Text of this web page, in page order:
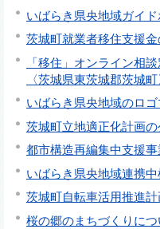
いばらき県央地域ガイ
茨城町就業者移住支援
「移住」オンライン相
〈茨城県東茨城郡茨城町
いばらき県央地域のロ
茨城町立地適正化計画
都市構造再編集中支援
いばらき県央地域連携
茨城町自転車活用推進計
桜の郷のまちづくりにつ